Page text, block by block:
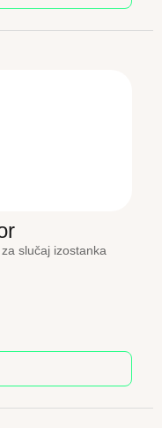
slučaj izostanka